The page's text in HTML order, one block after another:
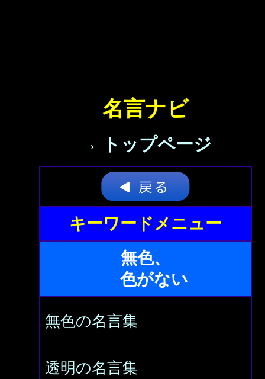
名言ナビ
→ トップページ
キーワードメニュー
無色、
色がない
無色の名言集
透明の名言集